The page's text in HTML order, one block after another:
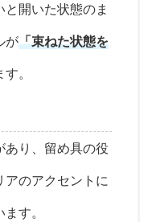
開いた状態のま
が「束ねた状態を
。
あり、留め具の役
アのアクセントに
す。